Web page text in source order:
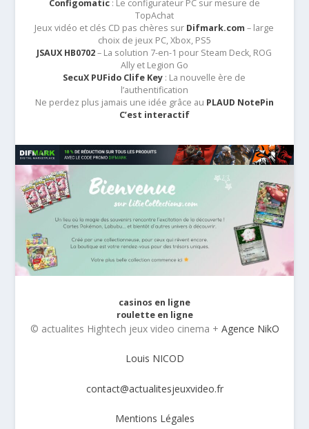
Configomatic: Le configurateur PC sur mesure de
TopAchat
Jeux vidéo et clés CD pas chères sur Difmark.com – large
choix de jeux PC, Xbox, PS5
JSAUX HB0702– La solution 7-en-1 pour Steam Deck, ROG
Ally et Legion Go
SecuX PUFido Clife Key : La nouvelle ère de
l’authentification
Ne perdez plus jamais une idée grâce au PLAUD NotePin
C’est interactif
casinos en ligne
roulette en ligne
© actualites Hightech jeux video cinema + Agence NikO
Louis NICOD
contact@actualitesjeuxvideo.fr
Mentions Légales